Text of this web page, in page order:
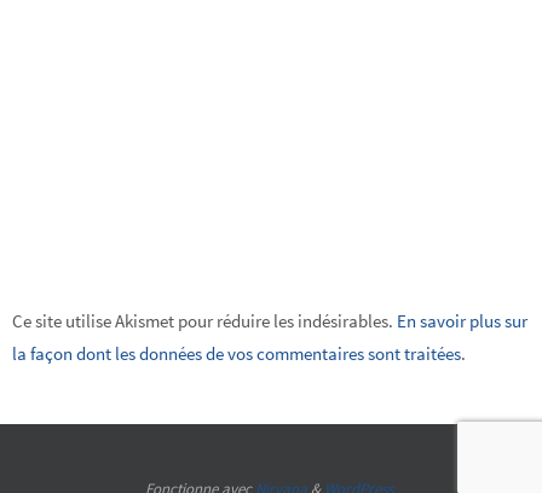
Ce site utilise Akismet pour réduire les indésirables. En savoir plus sur
la façon dont les données de vos commentaires sont traitées.
Fonctionne avecNirvana & WordPress.